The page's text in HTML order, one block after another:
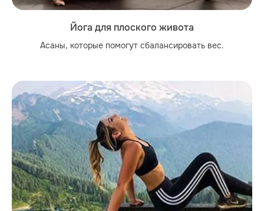
Йога для плоского живота
Асаны, которые помогут сбалансировать вес.